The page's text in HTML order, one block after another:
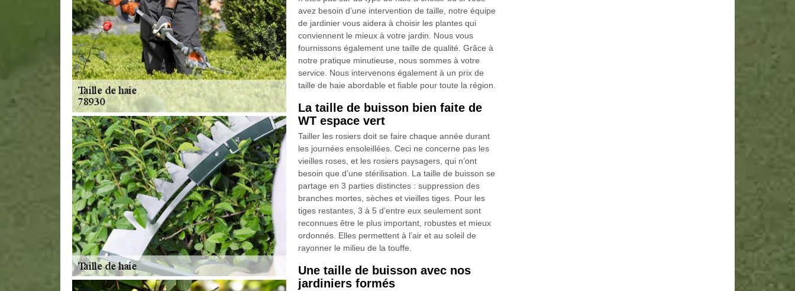
avez besoin d’une intervention de taille, notre équipe
de jardinier vous aidera à choisir les plantes qui
conviennent le mieux à votre jardin. Nous vous
fournissons également une taille de qualité. Grâce à
notre pratique minutieuse, nous sommes à votre
service. Nous intervenons également à un prix de
taille de haie abordable et fiable pour toute la région.
La taille de buisson bien faite de
WT espace vert
Tailler les rosiers doit se faire chaque année durant
les journées ensoleillées. Ceci ne concerne pas les
vieilles roses, et les rosiers paysagers, qui n’ont
besoin que d’une stérilisation. La taille de buisson se
partage en 3 parties distinctes : suppression des
branches mortes, sèches et vieilles tiges. Pour les
tiges restantes, 3 à 5 d’entre eux seulement sont
reconnues être le plus important, robustes et mieux
ordonnés. Elles permettent à l’air et au soleil de
rayonner le milieu de la touffe.
Une taille de buisson avec nos
jardiniers formés